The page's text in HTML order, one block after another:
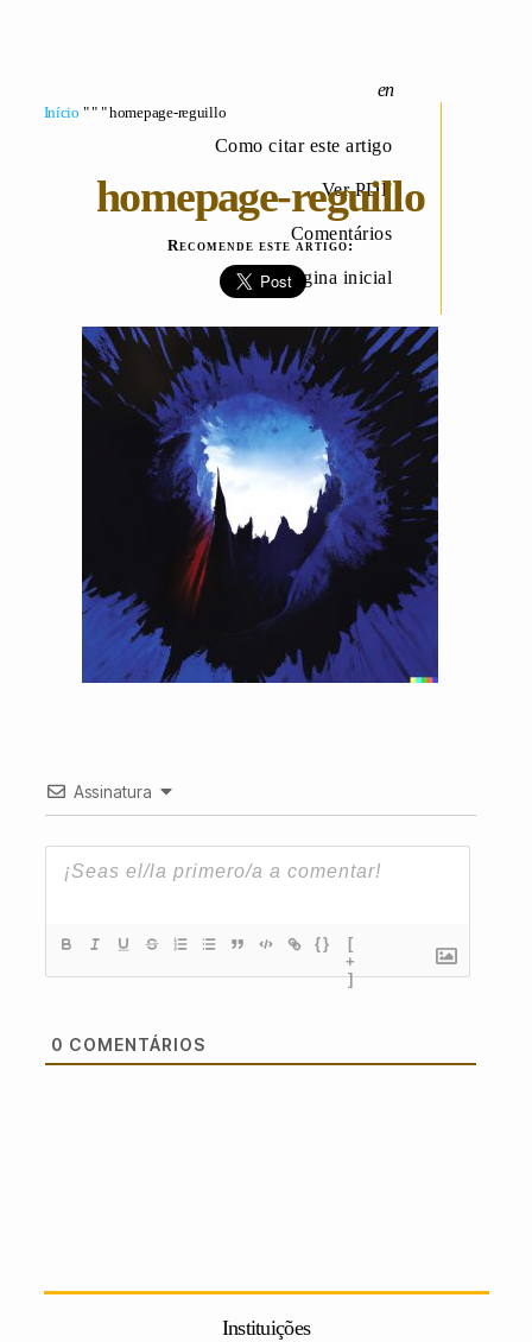
Como citar este artigo
Ver PDF
Comentários
Página inicial
Início " " " homepage-reguillo
homepage-reguillo
Recomende este artigo:
Assinatura
{}
[
+
]
0 COMENTÁRIOS
Instituições